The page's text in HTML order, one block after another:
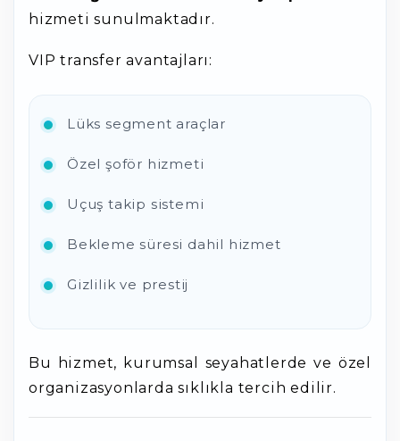
hizmeti sunulmaktadır.
VIP transfer avantajları:
Lüks segment araçlar
Özel şoför hizmeti
Uçuş takip sistemi
Bekleme süresi dahil hizmet
Gizlilik ve prestij
Bu hizmet, kurumsal seyahatlerde ve özel
organizasyonlarda sıklıkla tercih edilir.